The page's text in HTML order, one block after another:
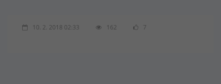
10. 2. 2018 02:33 162 7